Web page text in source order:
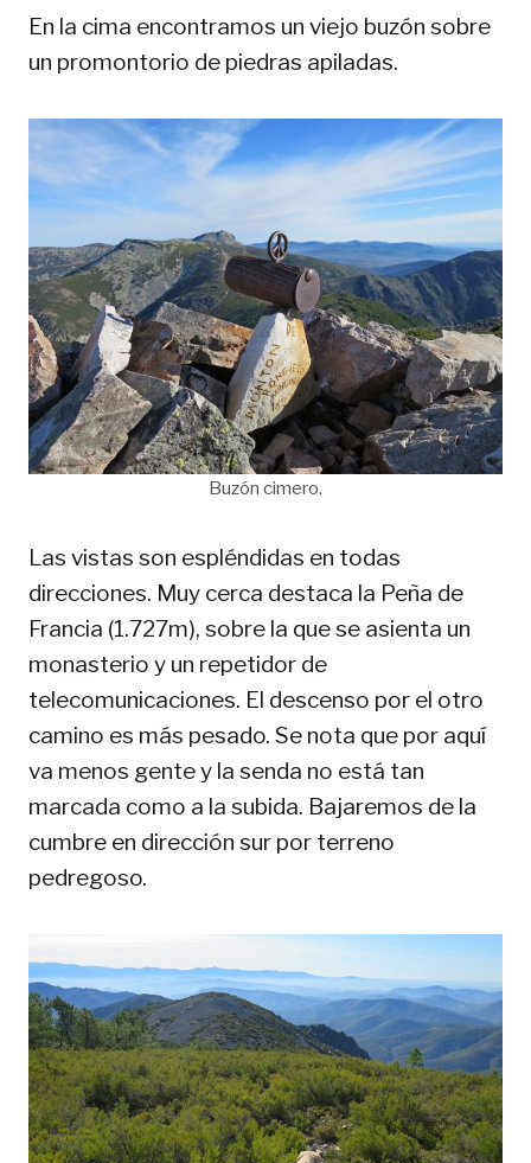
En la cima encontramos un viejo buzón sobre
un promontorio de piedras apiladas.
Buzón cimero.
Las vistas son espléndidas en todas
direcciones. Muy cerca destaca la Peña de
Francia (1.727m), sobre la que se asienta un
monasterio y un repetidor de
telecomunicaciones. El descenso por el otro
camino es más pesado. Se nota que por aquí
va menos gente y la senda no está tan
marcada como a la subida. Bajaremos de la
cumbre en dirección sur por terreno
pedregoso.